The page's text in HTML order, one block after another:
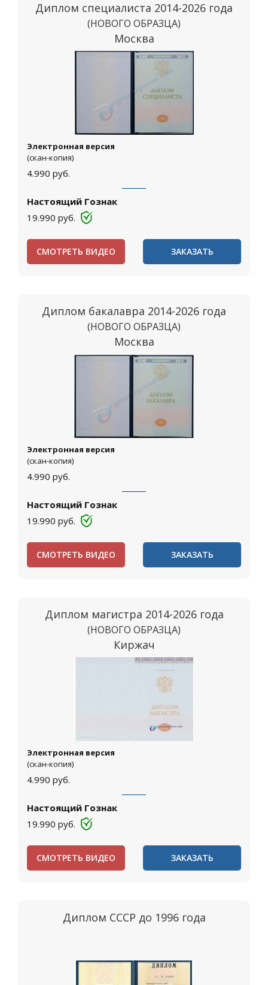
Диплом специалиста 2014-2026 года
(НОВОГО ОБРАЗЦА)
Москва
Электронная версия
(скан-копия)
4.990 руб.
Настоящий Гознак
19.990 руб.
СМОТРЕТЬ ВИДЕО ЗАКАЗАТЬ
Диплом бакалавра 2014-2026 года
(НОВОГО ОБРАЗЦА)
Москва
Электронная версия
(скан-копия)
4.990 руб.
Настоящий Гознак
19.990 руб.
СМОТРЕТЬ ВИДЕО ЗАКАЗАТЬ
Диплом магистра 2014-2026 года
(НОВОГО ОБРАЗЦА)
Киржач
Электронная версия
(скан-копия)
4.990 руб.
Настоящий Гознак
19.990 руб.
СМОТРЕТЬ ВИДЕО ЗАКАЗАТЬ
Диплом СССР до 1996 года